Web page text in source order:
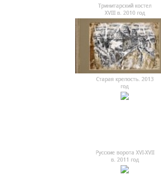
Тринитарский костел
ХVIII в. 2010 год
Старая крепость. 2013
год
Русские ворота XVI-XVII
в. 2011 год